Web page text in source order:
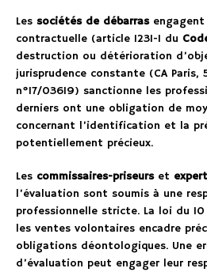
Les sociétés de débarrasengagent
contractuelle (article 1231-1 du
destruction ou détérioration
jurisprudence constante (CA Paris,
n°17/03619) sanctionne les
derniers ont une obligation de
concernant l’identification et la
potentiellement précieux.
Les commissaires-priseurset
l’évaluation sont soumis à une
professionnelle stricte. La loi du
les ventes volontaires encadre
obligations déontologiques. Une
d’évaluation peut engager leur